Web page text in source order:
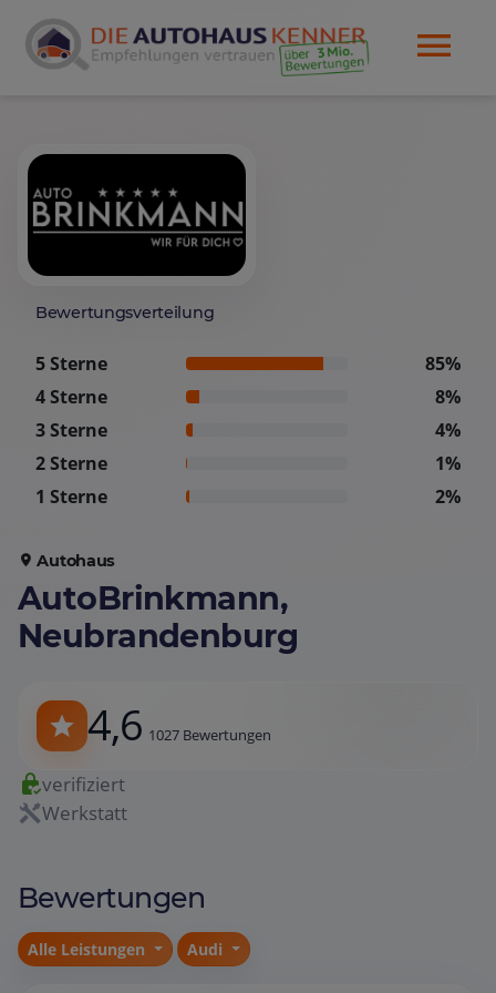
Bewertungsverteilung
5 Sterne
85%
4 Sterne
8%
3 Sterne
4%
2 Sterne
1%
1 Sterne
2%
Autohaus
AutoBrinkmann,
Neubrandenburg
4,6 1027 Bewertungen
verifiziert
Werkstatt
Bewertungen
Alle Leistungen Audi